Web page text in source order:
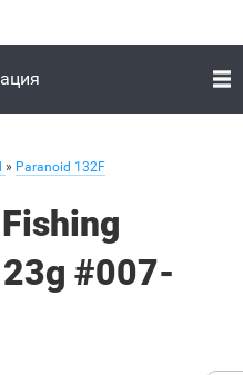
» Paranoid 132F
#007-